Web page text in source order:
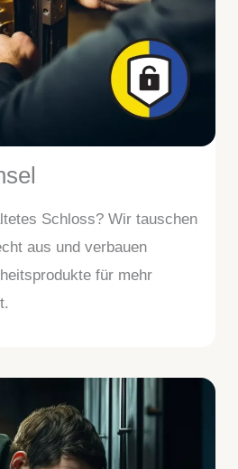
Schloss? Wir tauschen
aus und verbauen
für mehr